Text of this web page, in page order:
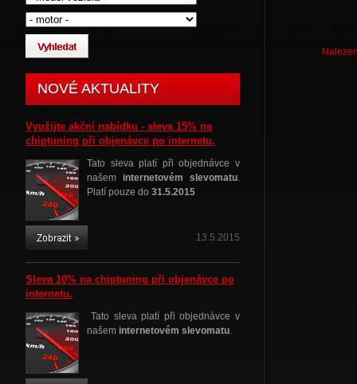
NOVÉ AKTUALITY
Využijte akční nabídku - sleva 15% na
chiptuning při objenávce po internetu.
Tato sleva platí při objednávce v
našem internetovém slevomatu.
Platí pouze do 31.5.2015
13.5.2015
Sleva 10% na chiptuning při objenávce po
internetu.
Tato sleva platí při objednávce v
našem internetovém slevomatu.